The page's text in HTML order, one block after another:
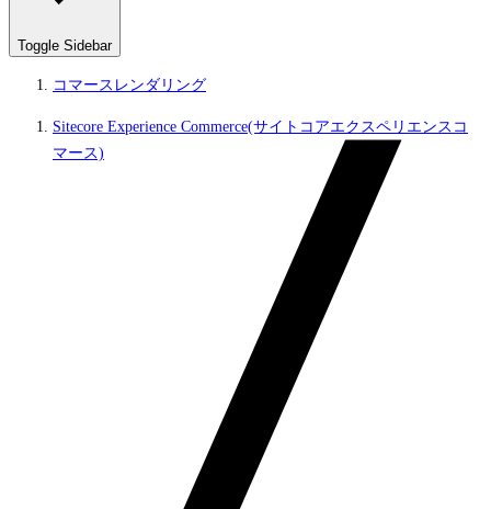
Toggle Sidebar
コマースレンダリング
Sitecore Experience Commerce(サイトコアエクスペリエンスコ
マース)